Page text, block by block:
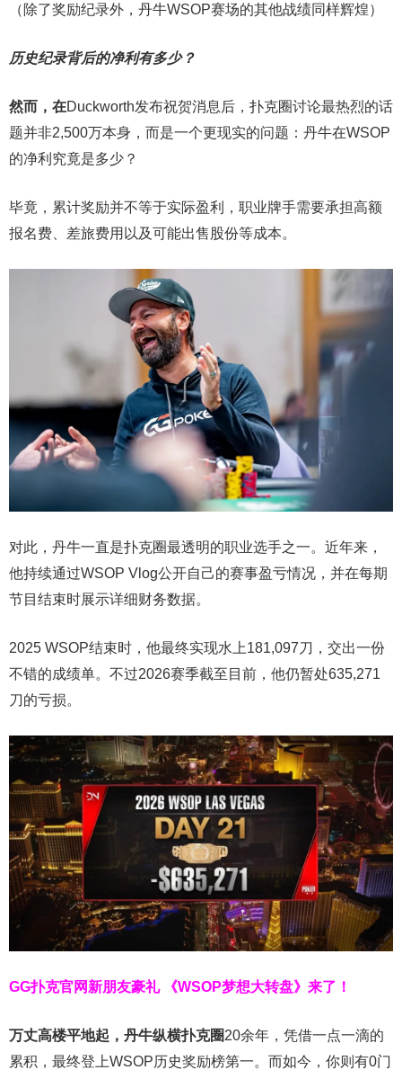
（除了奖励纪录外，丹牛WSOP赛场的其他战绩同样辉煌）
历史纪录背后的净利有多少？
然而，在Duckworth发布祝贺消息后，扑克圈讨论最热烈的话
题并非2,500万本身，而是一个更现实的问题：丹牛在WSOP
的净利究竟是多少？
毕竟，累计奖励并不等于实际盈利，职业牌手需要承担高额
报名费、差旅费用以及可能出售股份等成本。
对此，丹牛一直是扑克圈最透明的职业选手之一。近年来，
他持续通过WSOP Vlog公开自己的赛事盈亏情况，并在每期
节目结束时展示详细财务数据。
2025 WSOP结束时，他最终实现水上181,097刀，交出一份
不错的成绩单。不过2026赛季截至目前，他仍暂处635,271
刀的亏损。
GG扑克官网新朋友豪礼 《WSOP梦想大转盘》来了！
万丈高楼平地起，丹牛纵横扑克圈20余年，凭借一点一滴的
累积，最终登上WSOP历史奖励榜第一。而如今，你则有0门